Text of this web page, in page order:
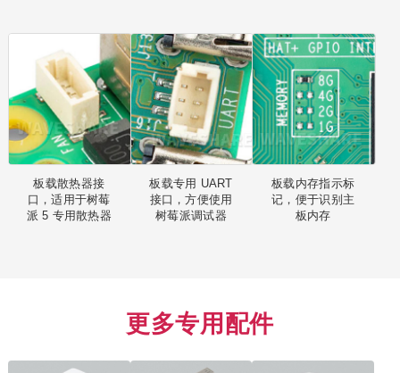
板载散热器接
口，适用于树莓
派 5 专用散热器
板载专用 UART
接口，方便使用
树莓派调试器
板载内存指示标
记，便于识别主
板内存
更多专用配件